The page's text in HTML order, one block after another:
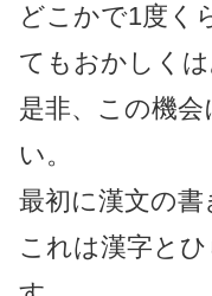
どこかで1度く
てもおかしくは
是非、この機
い。
最初に漢文の書
これは漢字と